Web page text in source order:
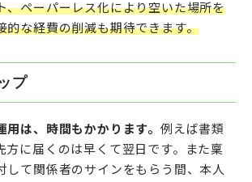
、ペーパーレス化により空いた場所を
的な経費の削減も期待できます。
プ
用は、時間もかかります。例えば書類
方に届くのは早くて翌日です。また稟
して関係者のサインをもらう間、本人